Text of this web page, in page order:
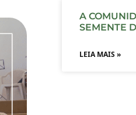
A
SEMENTE
LEIA MAIS »